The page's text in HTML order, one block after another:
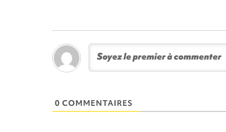
0 COMMENTAIRES